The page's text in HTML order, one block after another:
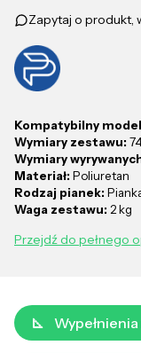
Zapytaj o produkt,
Kompatybilny
Wymiary zestawu:
Wymiary
Materiał: Poliuretan
Rodzaj pianek:
Waga zestawu: 2 kg
Przejdź do pełnego